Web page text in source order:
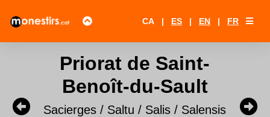
CA | ES | EN | FR
Priorat de Saint-
Benoît-du-Sault
Sacierges / Saltu / Salis / Salensis